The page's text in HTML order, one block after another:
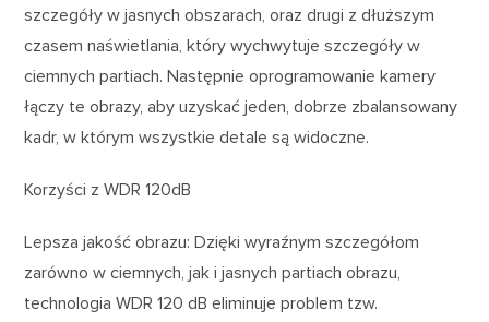
szczegóły w jasnych obszarach, oraz drugi z dłuższym
czasem naświetlania, który wychwytuje szczegóły w
ciemnych partiach. Następnie oprogramowanie kamery
łączy te obrazy, aby uzyskać jeden, dobrze zbalansowany
kadr, w którym wszystkie detale są widoczne.
Korzyści z WDR 120dB
Lepsza jakość obrazu: Dzięki wyraźnym szczegółom
zarówno w ciemnych, jak i jasnych partiach obrazu,
technologia WDR 120 dB eliminuje problem tzw.